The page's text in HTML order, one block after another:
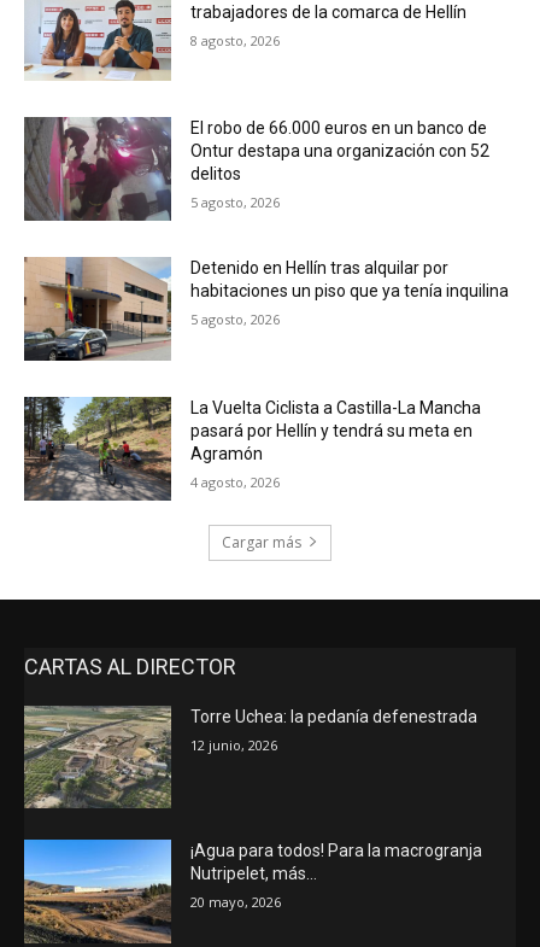
trabajadores de la comarca de Hellín
8 agosto, 2026
El robo de 66.000 euros en un banco de
Ontur destapa una organización con 52
delitos
5 agosto, 2026
Detenido en Hellín tras alquilar por
habitaciones un piso que ya tenía inquilina
5 agosto, 2026
La Vuelta Ciclista a Castilla-La Mancha
pasará por Hellín y tendrá su meta en
Agramón
4 agosto, 2026
Cargar más
CARTAS AL DIRECTOR
Torre Uchea: la pedanía defenestrada
12 junio, 2026
¡Agua para todos! Para la macrogranja
Nutripelet, más…
20 mayo, 2026